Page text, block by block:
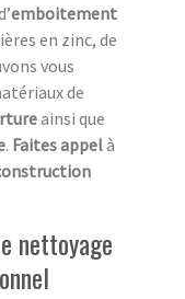
emboitement
en zinc, de
vous
de
ainsi que
. Faites appelà
nettoyage